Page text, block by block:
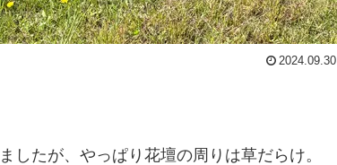
2024.09.30
たが、やっぱり花壇の周りは草だらけ。